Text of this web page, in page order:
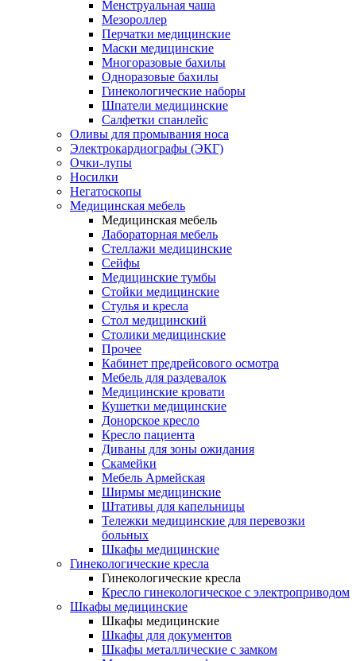
Менструальная чаша
Мезороллер
Перчатки медицинские
Маски медицинские
Многоразовые бахилы
Одноразовые бахилы
Гинекологические наборы
Шпатели медицинские
Салфетки спанлейс
Оливы для промывания носа
Электрокардиографы (ЭКГ)
Очки-лупы
Носилки
Негатоскопы
Медицинская мебель
Медицинская мебель
Лабораторная мебель
Стеллажи медицинские
Сейфы
Медицинские тумбы
Стойки медицинские
Cтулья и кресла
Стол медицинский
Столики медицинские
Прочее
Кабинет предрейсового осмотра
Мебель для раздевалок
Медицинские кровати
Кушетки медицинские
Донорское кресло
Кресло пациента
Диваны для зоны ожидания
Скамейки
Мебель Армейская
Ширмы медицинские
Штативы для капельницы
Тележки медицинские для перевозки
больных
Шкафы медицинские
Гинекологические кресла
Гинекологические кресла
Кресло гинекологическое с электроприводом
Шкафы медицинские
Шкафы медицинские
Шкафы для документов
Шкафы металлические с замком